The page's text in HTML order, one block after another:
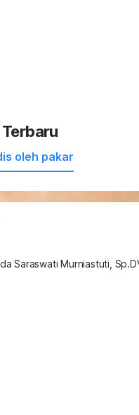
oleh pakar
Saraswati Murniastuti,